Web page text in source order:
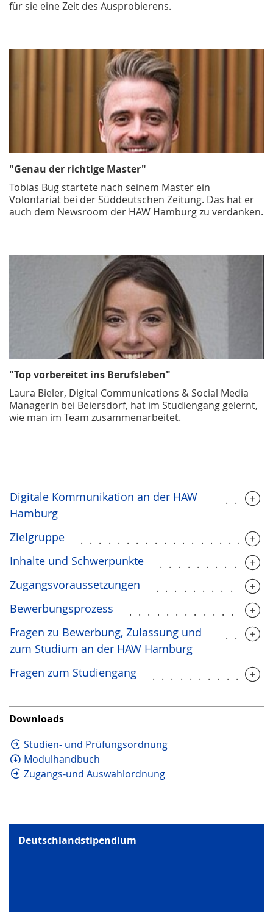
für sie eine Zeit des Ausprobierens.
"Genau der richtige Master"
Tobias Bug startete nach seinem Master ein
Volontariat bei der Süddeutschen Zeitung. Das hat er
auch dem Newsroom der HAW Hamburg zu verdanken.
"Top vorbereitet ins Berufsleben"
Laura Bieler, Digital Communications & Social Media
Managerin bei Beiersdorf, hat im Studiengang gelernt,
wie man im Team zusammenarbeitet.
Digitale Kommunikation an der HAW
Hamburg
Zielgruppe
Inhalte und Schwerpunkte
Zugangsvoraussetzungen
Bewerbungsprozess
Fragen zu Bewerbung, Zulassung und
zum Studium an der HAW Hamburg
Fragen zum Studiengang
Downloads
Studien- und Prüfungsordnung
Modulhandbuch
Zugangs-und Auswahlordnung
Deutschlandstipendium